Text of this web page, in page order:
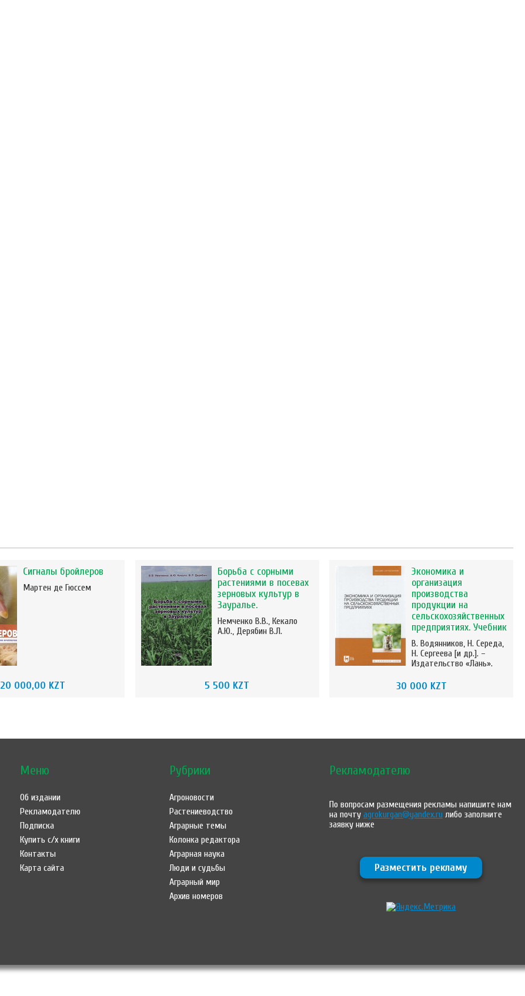
Сигналы бройлеров
Мартен де Гюссем
20 000,00 KZT
Борьба с сорными
растениями в посевах
зерновых культур в
Зауралье.
Немченко В.В., Кекало
А.Ю., Дерябин В.Л.
5 500 KZT
Экономика и
организация
производства
продукции на
сельскохозяйственных
предприятиях. Учебник
В. Водянников, Н. Середа,
Н. Сергеева [и др.]. –
Издательство «Лань».
30 000 KZT
Меню
Об издании
Рекламодателю
Подписка
Купить с/х книги
Контакты
Карта сайта
Рубрики
Агроновости
Растениеводство
Аграрные темы
Колонка редактора
Аграрная наука
Люди и судьбы
Аграрный мир
Архив номеров
Рекламодателю
По вопросам размещения рекламы напишите нам
на почтуagrokurgan@yandex.ru либо заполните
заявку ниже
Разместить рекламу